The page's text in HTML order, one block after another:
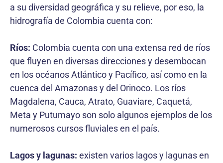
a su diversidad geográfica y su relieve, por eso, la
hidrografía de Colombia cuenta con:
Ríos: Colombia cuenta con una extensa red de ríos
que fluyen en diversas direcciones y desembocan
en los océanos Atlántico y Pacífico, así como en la
cuenca del Amazonas y del Orinoco. Los ríos
Magdalena, Cauca, Atrato, Guaviare, Caquetá,
Meta y Putumayo son solo algunos ejemplos de los
numerosos cursos fluviales en el país.
Lagos y lagunas: existen varios lagos y lagunas en